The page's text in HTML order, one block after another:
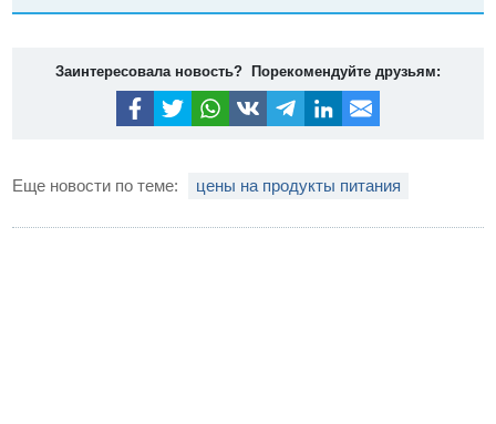
Заинтересовала новость? Порекомендуйте друзьям:
Еще новости по теме: цены на продукты питания